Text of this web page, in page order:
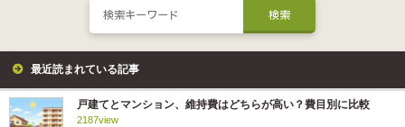
最近読まれている記事
戸建てとマンション、維持費はどちらが高い？費目別に比較
2187view